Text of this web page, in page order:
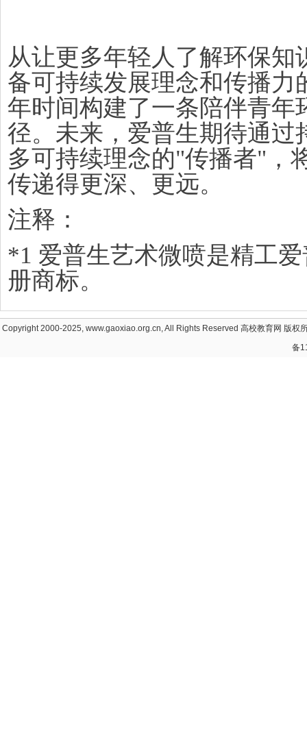
从让更多年轻人了解环保
备可持续发展理念和传播力
年时间构建了一条陪伴青年
径。未来，爱普生期待通过
多可持续理念的"传播者"，
传递得更深、更远。
注释：
*1 爱普生艺术微喷是精工
册商标。
Copyright 2000-2025, www.gaoxiao.org.cn, All Rights Reserved 高校教育网 版权
备